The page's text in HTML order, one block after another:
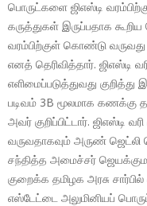
பொருட்களை ஜிஎஸ்டி
கருத்துகள் இருப்பதாக
வரம்பிற்குள் கொண்டு வருவது
எனத் தெரிவித்தார்.
எளிமைப்படுத்துவது
படிவம் 3B மூலமாக கணக்கு
அவர் குறிப்பிட்டார். ஜிஎஸ்டி
வருவதாகவும் அருண் ஜெட்லி
சந்தித்த அமைச்சர்
குறைக்க தமிழக அரசு சார்பில்
எஸ்டேட்டை அலுமினியப்